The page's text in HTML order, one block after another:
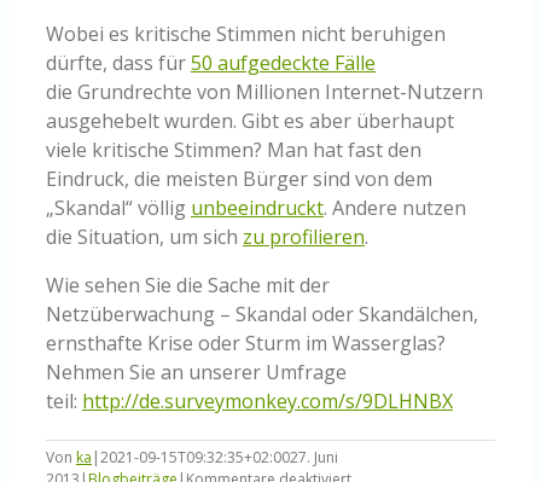
Wobei es kritische Stimmen nicht beruhigen
dürfte, dass für50 aufgedeckte Fälle
die Grundrechte von Millionen Internet-Nutzern
ausgehebelt wurden. Gibt es aber überhaupt
viele kritische Stimmen? Man hat fast den
Eindruck, die meisten Bürger sind von dem
„Skandal“ völlig unbeeindruckt. Andere nutzen
die Situation, um sich zu profilieren.
Wie sehen Sie die Sache mit der
Netzüberwachung – Skandal oder Skandälchen,
ernsthafte Krise oder Sturm im Wasserglas?
Nehmen Sie an unserer Umfrage
teil: http://de.surveymonkey.com/s/9DLHNBX
Von ka |2021-09-15T09:32:35+02:0027. Juni
für